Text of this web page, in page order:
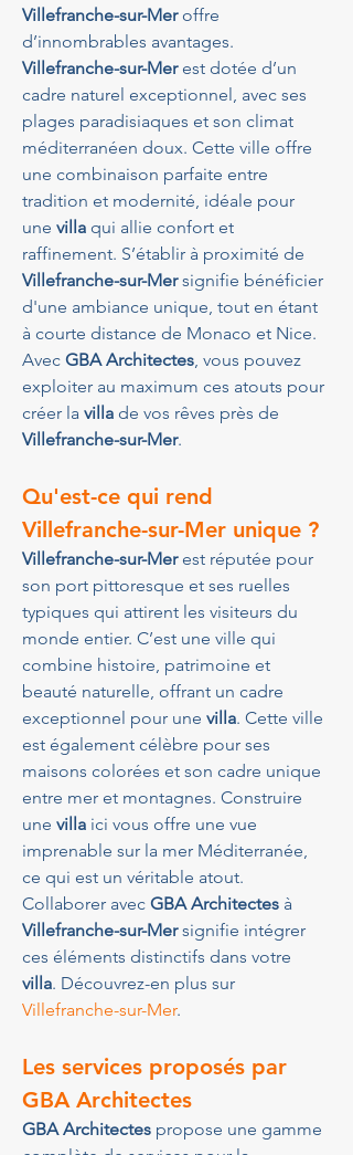
Villefranche-sur-Mer offre
d’innombrables avantages.
Villefranche-sur-Mer est dotée d’un
cadre naturel exceptionnel, avec ses
plages paradisiaques et son climat
méditerranéen doux. Cette ville offre
une combinaison parfaite entre
tradition et modernité, idéale pour
une villa qui allie confort et
raffinement. S’établir à proximité de
Villefranche-sur-Mer signifie bénéficier
d'une ambiance unique, tout en étant
à courte distance de Monaco et Nice.
Avec GBA Architectes, vous pouvez
exploiter au maximum ces atouts pour
créer la villa de vos rêves près de
Villefranche-sur-Mer.
Qu'est-ce qui rend
Villefranche-sur-Mer unique ?
Villefranche-sur-Mer est réputée pour
son port pittoresque et ses ruelles
typiques qui attirent les visiteurs du
monde entier. C’est une ville qui
combine histoire, patrimoine et
beauté naturelle, offrant un cadre
exceptionnel pour une villa. Cette ville
est également célèbre pour ses
maisons colorées et son cadre unique
entre mer et montagnes. Construire
une villa ici vous offre une vue
imprenable sur la mer Méditerranée,
ce qui est un véritable atout.
Collaborer avec GBA Architectes à
Villefranche-sur-Mer signifie intégrer
ces éléments distinctifs dans votre
villa. Découvrez-en plus sur
Villefranche-sur-Mer.
Les services proposés par
GBA Architectes
GBA Architectes propose une gamme